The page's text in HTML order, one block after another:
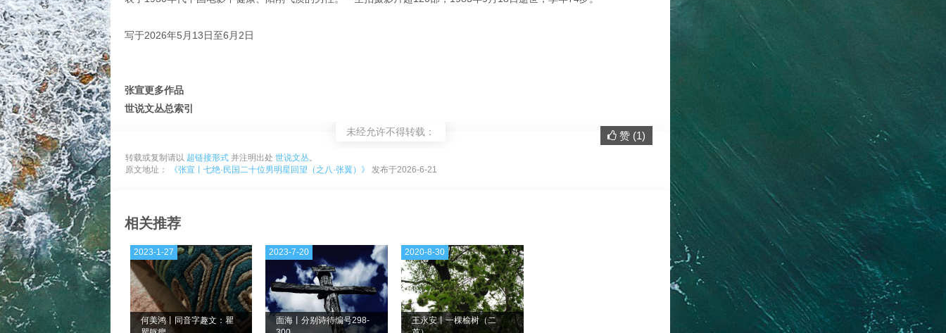
写于2026年5月13日至6月2日
张宣更多作品
世说文丛总索引
赞 (1)
未经允许不得转载：
转载或复制请以 超链接形式 并注明出处 世说文丛。
原文地址：
《张宣丨七绝·民国二十位男明星回望（之八·张翼）》 发布于2026-6-21
相关推荐
何美鸿丨同音字趣文：瞿
2023-1-27
面海丨分别诗待编号298-
2023-7-20
王永安丨一棵榆树（二
2020-8-30